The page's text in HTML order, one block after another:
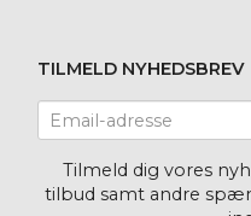
TILMELD NYHEDSBREV
Tilmeld dig vores
tilbud samt andre